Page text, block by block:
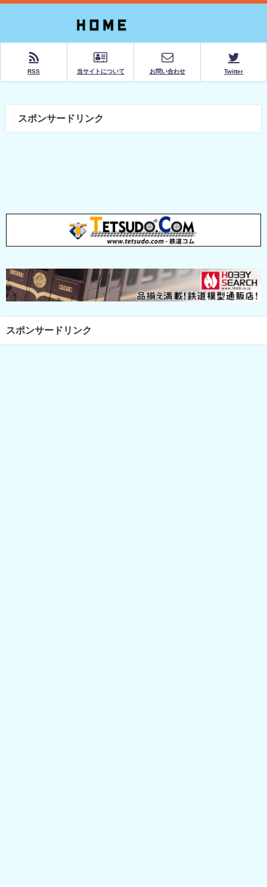
RSS 当サイトについて お問い合わせ Twitter
スポンサードリンク
スポンサードリンク